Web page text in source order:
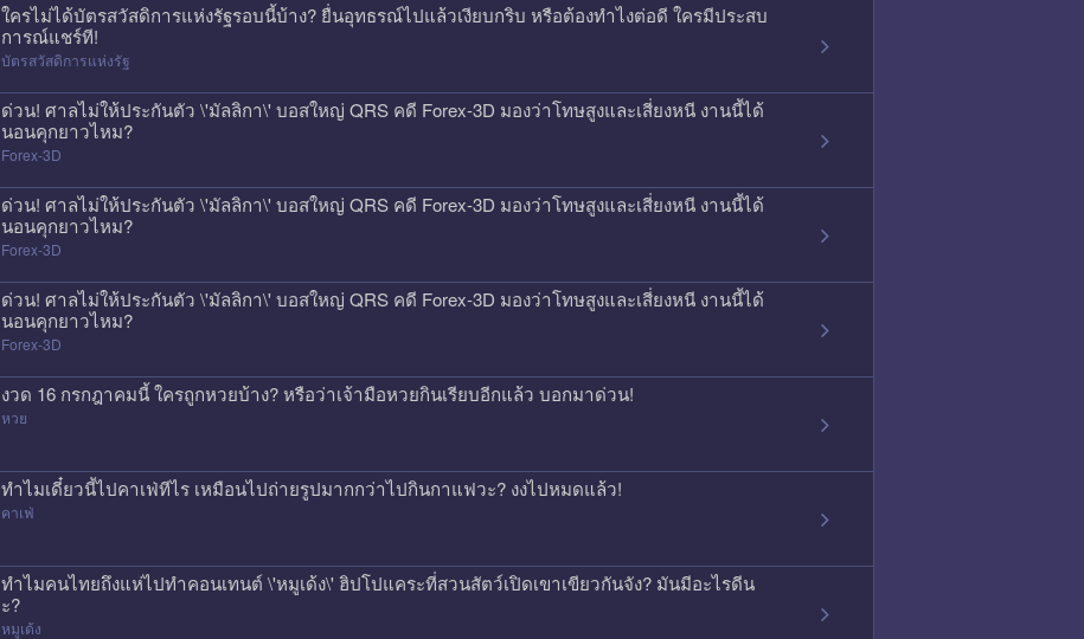
ใครไม่ได้บัตรสวัสดิการแห่งรัฐรอบนี้บ้าง? ยื่นอุทธรณ์ไปแล้วเงียบกริบ หรือต้องทำไงต่อดี ใครมีประสบ
การณ์แชร์ที!
บัตรสวัสดิการแห่งรัฐ
ด่วน! ศาลไม่ให้ประกันตัว \'มัลลิกา\' บอสใหญ่ QRS คดี Forex-3D มองว่าโทษสูงและเสี่ยงหนี งานนี้ได้
นอนคุกยาวไหม?
Forex-3D
ด่วน! ศาลไม่ให้ประกันตัว \'มัลลิกา\' บอสใหญ่ QRS คดี Forex-3D มองว่าโทษสูงและเสี่ยงหนี งานนี้ได้
นอนคุกยาวไหม?
Forex-3D
ด่วน! ศาลไม่ให้ประกันตัว \'มัลลิกา\' บอสใหญ่ QRS คดี Forex-3D มองว่าโทษสูงและเสี่ยงหนี งานนี้ได้
นอนคุกยาวไหม?
Forex-3D
งวด 16 กรกฎาคมนี้ ใครถูกหวยบ้าง? หรือว่าเจ้ามือหวยกินเรียบอีกแล้ว บอกมาด่วน!
หวย
ทำไมเดี๋ยวนี้ไปคาเฟ่ทีไร เหมือนไปถ่ายรูปมากกว่าไปกินกาแฟวะ? งงไปหมดแล้ว!
คาเฟ่
ทำไมคนไทยถึงแห่ไปทำคอนเทนต์ \'หมูเด้ง\' ฮิปโปแคระที่สวนสัตว์เปิดเขาเขียวกันจัง? มันมีอะไรดีน
ะ?
หมูเด้ง